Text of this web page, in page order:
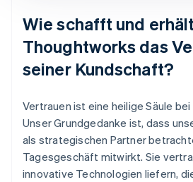
Wie schafft und erhält
Thoughtworks das
seiner Kundschaft?
Vertrauen ist eine heilige Säule
Unser Grundgedanke ist, dass
als strategischen Partner
Tagesgeschäft mitwirkt. Sie
innovative Technologien liefern,